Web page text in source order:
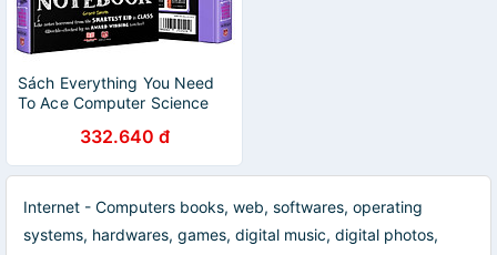
Sách Everything You Need
To Ace Computer Science
Notebooks - Sổ Tay Khoa
Học Máy Tính Và Mã Hóa (
Tiếng Anh, Lớp 8 - Lớp 12 ) -
- Nâng Cao Kiến Thức Khoa
Học Máy Tính Và Lập Trình -
Á Châu Books, Bìa Cứng, In
332.640 đ
Internet - Computers books, web, softwares, operating
systems, hardwares, games, digital music, digital photos,